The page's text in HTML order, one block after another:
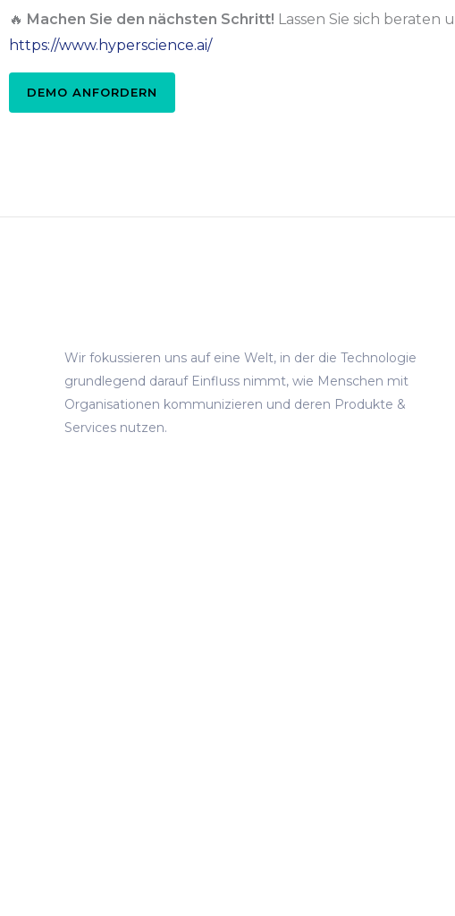
🔥 Machen Sie den nächsten Schritt! Lassen Sie sich
https://www.hyperscience.ai/
DEMO ANFORDERN
Wir fokussieren uns auf eine Welt, in der die Technologie
grundlegend darauf Einfluss nimmt, wie Menschen mit
Organisationen kommunizieren und deren Produkte &
Services nutzen.